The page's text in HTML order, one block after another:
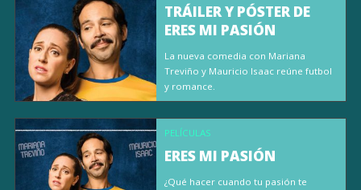
TRÁILER Y PÓSTER DE
ERES MI PASIÓN
La nueva comedia con Mariana
Treviño y Mauricio Isaac reúne futbol
y romance.
PELÍCULAS
ERES MI PASIÓN
¿Qué hacer cuando tu pasión te